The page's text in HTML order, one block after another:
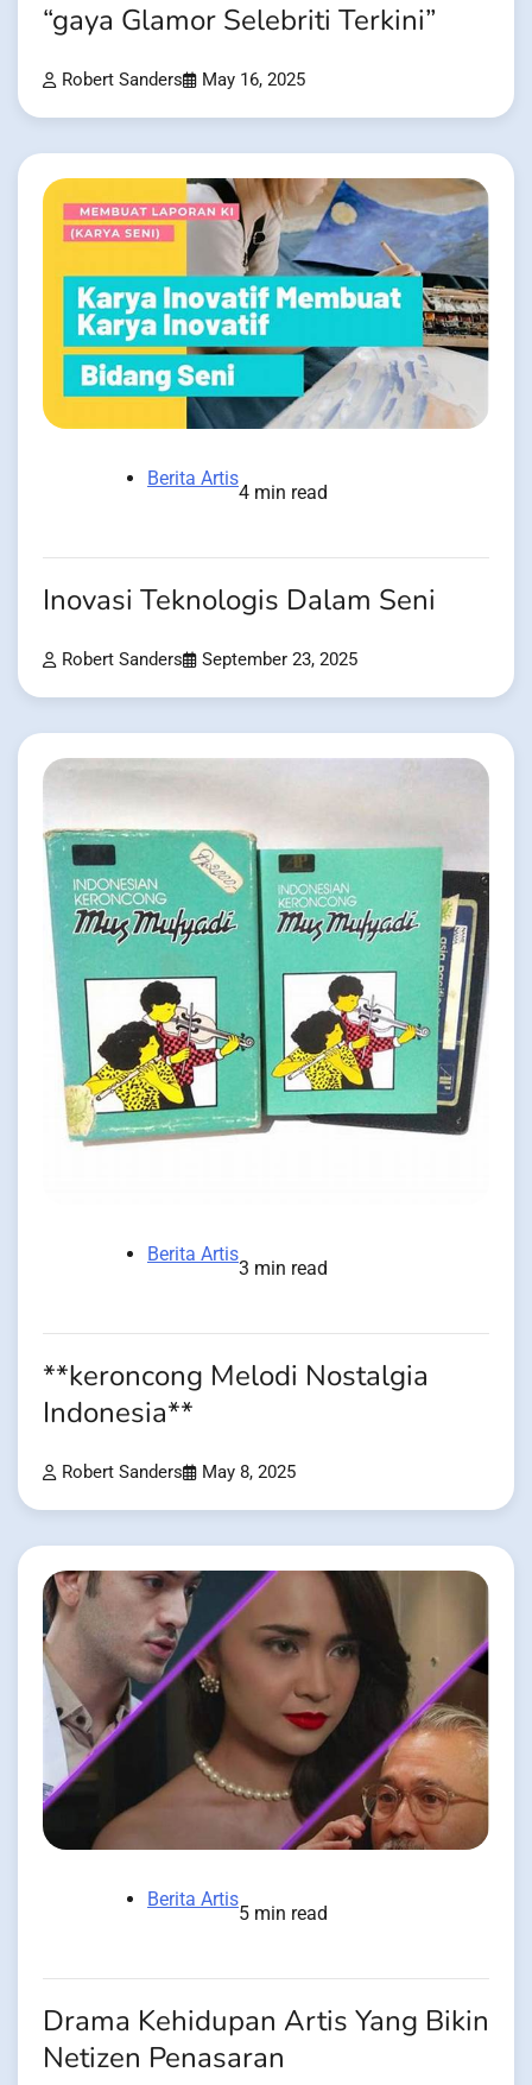
“gaya Glamor Selebriti Terkini”
Robert Sanders May 16, 2025
Berita Artis
4 min read
Inovasi Teknologis Dalam Seni
Robert Sanders September 23, 2025
Berita Artis
3 min read
**keroncong Melodi Nostalgia
Indonesia**
Robert Sanders May 8, 2025
Berita Artis
5 min read
Drama Kehidupan Artis Yang Bikin
Netizen Penasaran